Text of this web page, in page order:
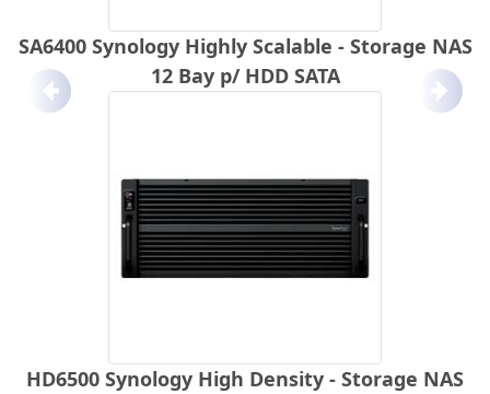
SA6400 Synology Highly Scalable - Storage NAS
12 Bay p/ HDD SATA
HD6500 Synology High Density - Storage NAS
Anterior